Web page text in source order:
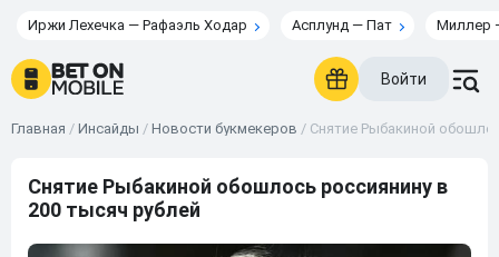
Иржи Лехечка — Рафаэль Ходар Асплунд — Пат Миллер
Войти
Главная / Инсайды / Новости букмекеров / Снятие Рыбакиной
Снятие Рыбакиной обошлось россиянину в
200 тысяч рублей